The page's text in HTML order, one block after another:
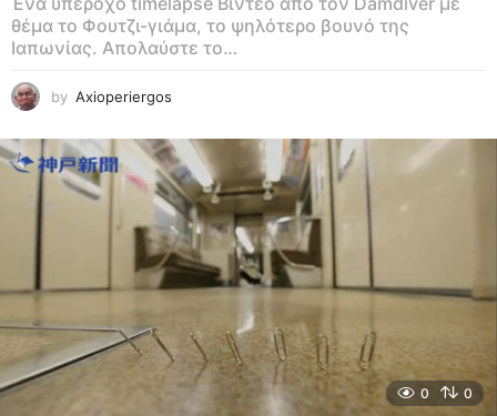
θέμα το Φουτζι-γιάμα, το ψηλότερο βουνό της
Ιαπωνίας. Απολαύστε το…
by Axioperiergos
0 0